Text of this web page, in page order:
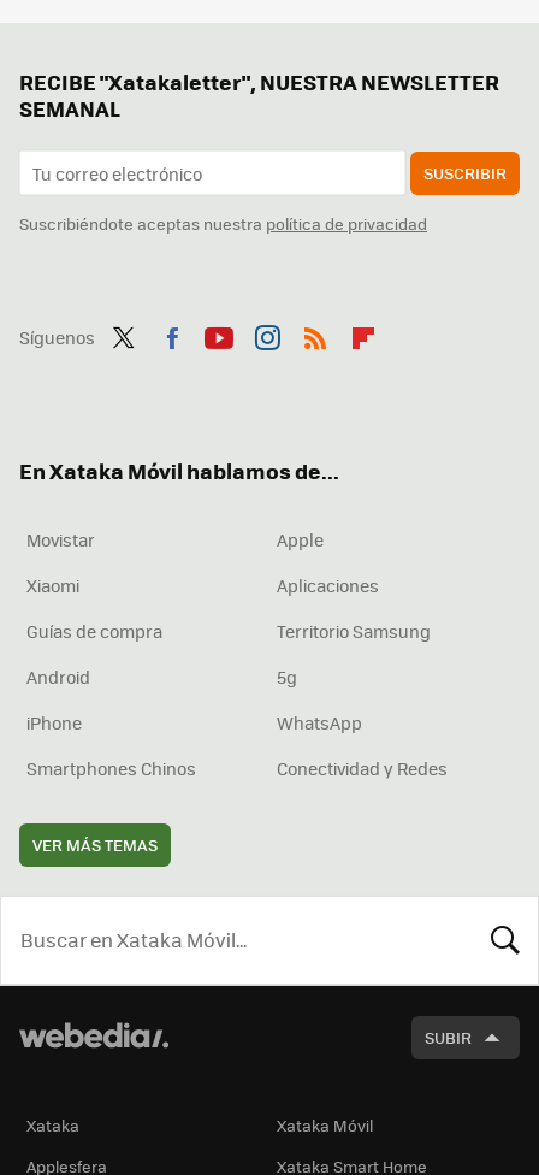
RECIBE "Xatakaletter", NUESTRA NEWSLETTER
SEMANAL
SUSCRIBIR
Suscribiéndote aceptas nuestra política de privacidad
Síguenos
En Xataka Móvil hablamos de...
Movistar
Apple
Xiaomi
Aplicaciones
Guías de compra
Territorio Samsung
Android
5g
iPhone
WhatsApp
Smartphones Chinos
Conectividad y Redes
VER MÁS TEMAS
SUBIR
Xataka
Xataka Móvil
Applesfera
Xataka Smart Home